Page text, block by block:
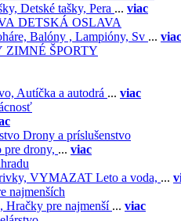
Detské tašky, Pera ... viac
DETSKÁ OSLAVA
Balóny , Lampióny, Sv ... viac
ZIMNÉ ŠPORTY
Autíčka a autodrá ... viac
Drony a príslušenstvo
pre drony, ... viac
VYMAZAT Leto a voda, ...
najmenších
Hračky pre najmenší ... viac